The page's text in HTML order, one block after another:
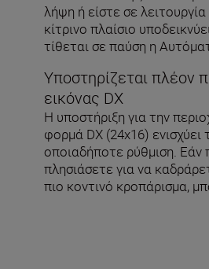
λήψη ή είστε σε
κίτρινο πλαίσιο
τίθεται σε παύση η
Υποστηρίζεται πλέον
εικόνας DX
Η υποστήριξη για την
φορμά DX (24x16) ενισχύει
οποιαδήποτε ρύθμιση. Εάν
πλησιάσετε για να
πιο κοντινό κροπάρισμα,